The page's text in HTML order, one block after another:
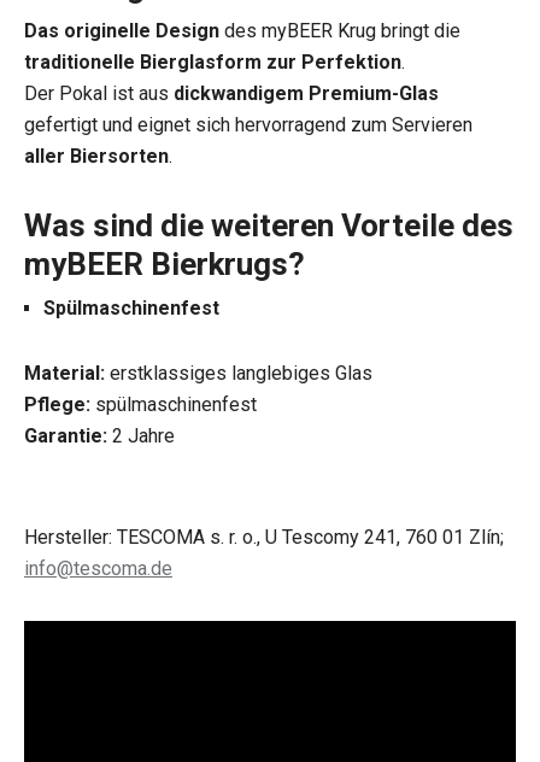
Das originelle Design des myBEER Krug bringt die
traditionelle Bierglasform zur Perfektion.
Der Pokal ist aus dickwandigem Premium-Glas
gefertigt und eignet sich hervorragend zum Servieren
aller Biersorten.
Was sind die weiteren Vorteile des
myBEER Bierkrugs?
Spülmaschinenfest
Material: erstklassiges langlebiges Glas
Pflege: spülmaschinenfest
Garantie: 2 Jahre
Hersteller: TESCOMA s. r. o., U Tescomy 241, 760 01 Zlín;
info@tescoma.de